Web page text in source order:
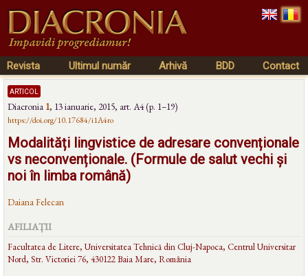
Revista Ultimul număr Arhivă BDD Contact
articol
Diacronia 1, 13 ianuarie, 2015, art. A4 (p. 1–19)
https://doi.org/10.17684/i1A4ro
Modalități lingvistice de adresare convenționale
vs neconvenționale. (Formule de salut vechi și
noi în limba română)
Daiana Felecan
AFILIAȚII
Facultatea de Litere, Universitatea Tehnică din Cluj-Napoca, Centrul Universitar
Nord, Str. Victoriei 76, 430122 Baia Mare, România